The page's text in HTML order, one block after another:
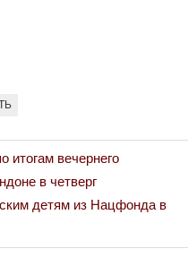
итогам вечернего
в четверг
детям из Нацфонда в